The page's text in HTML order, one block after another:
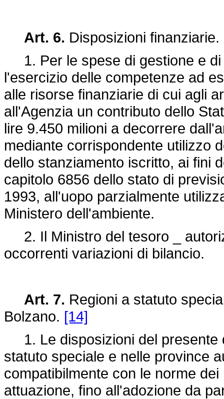
Art. 6. Disposizioni finanziarie.
1. Per le spese di gestione e di
l'esercizio delle competenze ad
alle risorse finanziarie di cui agli
all'Agenzia un contributo dello
lire 9.450 milioni a decorrere
mediante corrispondente utilizzo
dello stanziamento iscritto, ai fini
capitolo 6856 dello stato di
1993, all'uopo parzialmente
Ministero dell'ambiente.
2. Il Ministro del tesoro _
occorrenti variazioni di bilancio.
Art. 7. Regioni a statuto
Bolzano. [14]
1. Le disposizioni del presente
statuto speciale e nelle province
compatibilmente con le norme
attuazione, fino all'adozione da